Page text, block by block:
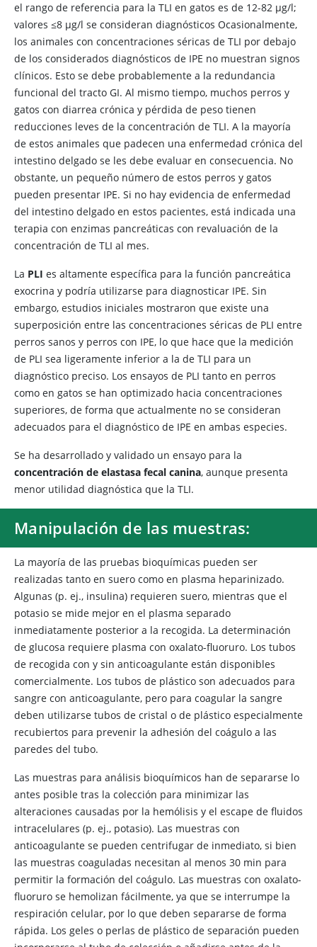
el rango de referencia para la TLI en gatos es de 12-82 μg/l;
valores ≤8 μg/l se consideran diagnósticos Ocasionalmente,
los animales con concentraciones séricas de TLI por debajo
de los considerados diagnósticos de IPE no muestran signos
clínicos. Esto se debe probablemente a la redundancia
funcional del tracto GI. Al mismo tiempo, muchos perros y
gatos con diarrea crónica y pérdida de peso tienen
reducciones leves de la concentración de TLI. A la mayoría
de estos animales que padecen una enfermedad crónica del
intestino delgado se les debe evaluar en consecuencia. No
obstante, un pequeño número de estos perros y gatos
pueden presentar IPE. Si no hay evidencia de enfermedad
del intestino delgado en estos pacientes, está indicada una
terapia con enzimas pancreáticas con revaluación de la
concentración de TLI al mes.
La PLI es altamente específica para la función pancreática
exocrina y podría utilizarse para diagnosticar IPE. Sin
embargo, estudios iniciales mostraron que existe una
superposición entre las concentraciones séricas de PLI entre
perros sanos y perros con IPE, lo que hace que la medición
de PLI sea ligeramente inferior a la de TLI para un
diagnóstico preciso. Los ensayos de PLI tanto en perros
como en gatos se han optimizado hacia concentraciones
superiores, de forma que actualmente no se consideran
adecuados para el diagnóstico de IPE en ambas especies.
Se ha desarrollado y validado un ensayo para la
concentración de elastasa fecal canina, aunque presenta
menor utilidad diagnóstica que la TLI.
Manipulación de las muestras:
La mayoría de las pruebas bioquímicas pueden ser
realizadas tanto en suero como en plasma heparinizado.
Algunas (p. ej., insulina) requieren suero, mientras que el
potasio se mide mejor en el plasma separado
inmediatamente posterior a la recogida. La determinación
de glucosa requiere plasma con oxalato-fluoruro. Los tubos
de recogida con y sin anticoagulante están disponibles
comercialmente. Los tubos de plástico son adecuados para
sangre con anticoagulante, pero para coagular la sangre
deben utilizarse tubos de cristal o de plástico especialmente
recubiertos para prevenir la adhesión del coágulo a las
paredes del tubo.
Las muestras para análisis bioquímicos han de separarse lo
antes posible tras la colección para minimizar las
alteraciones causadas por la hemólisis y el escape de fluidos
intracelulares (p. ej., potasio). Las muestras con
anticoagulante se pueden centrifugar de inmediato, si bien
las muestras coaguladas necesitan al menos 30 min para
permitir la formación del coágulo. Las muestras con oxalato-
fluoruro se hemolizan fácilmente, ya que se interrumpe la
respiración celular, por lo que deben separarse de forma
rápida. Los geles o perlas de plástico de separación pueden